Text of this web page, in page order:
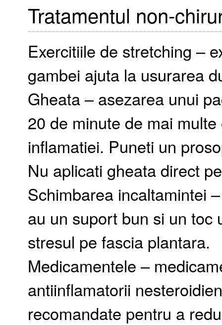
Tratamentul non-
Exercitiile de stretching –
gambei ajuta la usurarea
Gheata – asezarea unui
20 de minute de mai
inflamatiei. Puneti un
Nu aplicati gheata direct
Schimbarea incaltamintei
au un suport bun si un toc
stresul pe fascia plantara.
Medicamentele –
antiinflamatorii
recomandate pentru a